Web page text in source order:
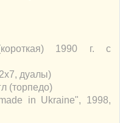
1990 г. с
дуалы)
(торпедо)
in Ukraine", 1998,